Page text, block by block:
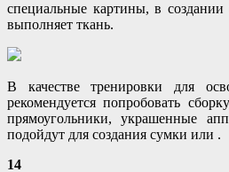
специальные картины, в
выполняет ткань.
В качестве тренировки для
рекомендуется попробовать
прямоугольники, украшенные
подойдут для создания сумки или .
14